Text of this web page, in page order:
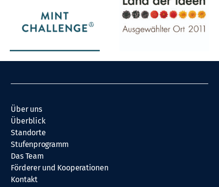
Über uns
Überblick
Standorte
Stufenprogramm
Das Team
Förderer und Kooperationen
Kontakt